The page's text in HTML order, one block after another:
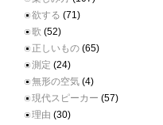
欲する (71)
歌 (52)
正しいもの (65)
測定 (24)
無形の空気 (4)
現代スピーカー (57)
理由 (30)